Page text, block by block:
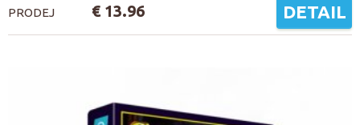
PRODEJ € 13.96 DETAIL